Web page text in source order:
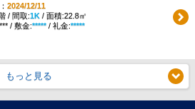
2024/12/11
/ 間取:1K/ 面積:22.8㎡
/ 敷金:*****/ 礼金:*****
もっと見る